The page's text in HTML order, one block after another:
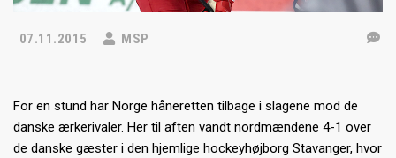
07.11.2015 MSP
For en stund har Norge håneretten tilbage i slagene mod de
danske ærkerivaler. Her til aften vandt nordmændene 4-1 over
de danske gæster i den hjemlige hockeyhøjborg Stavanger, hvor